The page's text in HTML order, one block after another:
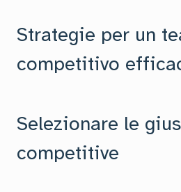
Strategie per un
competitivo
Selezionare le
competitive